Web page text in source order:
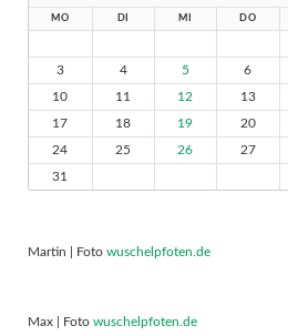
MO DI MI DO
3
4 5 6
10
11 12 13
17
18 19 20
24
25 26 27
31
Martin | Foto wuschelpfoten.de
Max | Foto wuschelpfoten.de